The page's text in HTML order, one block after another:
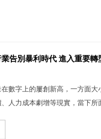
告別暴利時代 進入重要轉
數字上的屢創新高，一方面
人力成本劇增等現實，當下
的轉型期。這個時候，發展會出